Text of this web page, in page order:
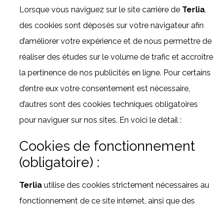
Lorsque vous naviguez sur le site carrière de Terlia,
des cookies sont déposés sur votre navigateur afin
d’améliorer votre expérience et de nous permettre de
réaliser des études sur le volume de trafic et accroître
la pertinence de nos publicités en ligne. Pour certains
d’entre eux votre consentement est nécessaire,
d’autres sont des cookies techniques obligatoires
pour naviguer sur nos sites. En voici le détail :
Cookies de fonctionnement
(obligatoire) :
Terlia utilise des cookies strictement nécessaires au
fonctionnement de ce site internet, ainsi que des